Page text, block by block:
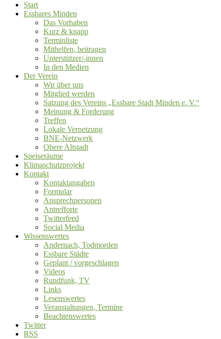
Start
Essbares Minden
Das Vorhaben
Kurz & knapp
Terminliste
Mithelfen, beitragen
Unterstützer/-innen
In den Medien
Der Verein
Wir über uns
Mitglied werden
Satzung des Vereins „Essbare Stadt Minden e. V.“
Meinung & Forderung
Treffen
Lokale Vernetzung
BNE-Netzwerk
Obere Altstadt
Speiseräume
Klimaschutzprojekt
Kontakt
Kontaktangaben
Formular
Ansprechpersonen
Antrefforte
Twitterfeed
Social Media
Wissenswertes
Andernach, Todmorden
Essbare Städte
Geplant / vorgeschlagen
Videos
Rundfunk, TV
Links
Lesenswertes
Veranstaltungen, Termine
Beachtenswertes
Twitter
RSS